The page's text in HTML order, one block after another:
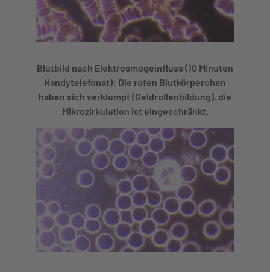
Blutbild nach Elektrosmogeinfluss (10 Minuten
Handytelefonat): Die roten Blutkörperchen
haben sich verklumpt (Geldrollenbildung), die
Mikrozirkulation ist eingeschränkt.